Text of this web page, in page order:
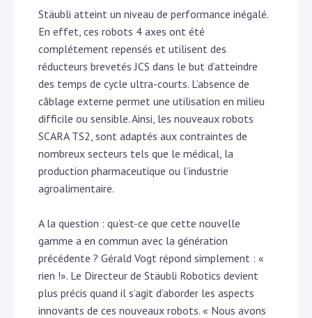
Stäubli atteint un niveau de performance inégalé.
En effet, ces robots 4 axes ont été
complétement repensés et utilisent des
réducteurs brevetés JCS dans le but d’atteindre
des temps de cycle ultra-courts. L’absence de
câblage externe permet une utilisation en milieu
difficile ou sensible. Ainsi, les nouveaux robots
SCARA TS2, sont adaptés aux contraintes de
nombreux secteurs tels que le médical, la
production pharmaceutique ou l’industrie
agroalimentaire.
A la question : qu’est-ce que cette nouvelle
gamme a en commun avec la génération
précédente ? Gérald Vogt répond simplement : «
rien !». Le Directeur de Stäubli Robotics devient
plus précis quand il s’agit d’aborder les aspects
innovants de ces nouveaux robots. « Nous avons